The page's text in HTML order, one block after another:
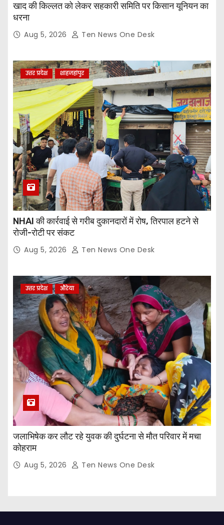
खाद की किल्लत को लेकर सहकारी समिति पर किसान यूनियन का
धरना
Aug 5, 2026 Ten News One Desk
उत्तर प्रदेश शाहजहांपुर
NHAI की कार्रवाई से गरीब दुकानदारों में रोष, तिरपाल हटने से
रोजी-रोटी पर संकट
Aug 5, 2026 Ten News One Desk
उत्तर प्रदेश औरेया
जलाभिषेक कर लौट रहे युवक की दुर्घटना से मौत परिवार में मचा
कोहराम
Aug 5, 2026 Ten News One Desk